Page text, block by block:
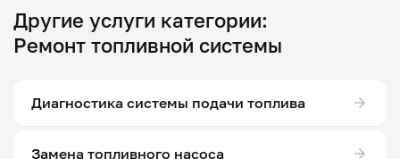
Другие услуги категории:
Ремонт топливной системы
Диагностика системы подачи топлива
Замена топливного насоса